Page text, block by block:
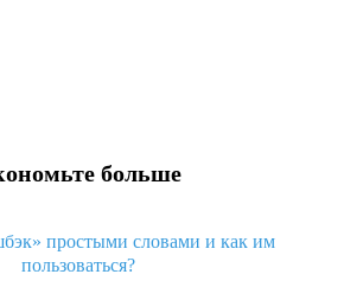
больше
простыми словами и как им
пользоваться?